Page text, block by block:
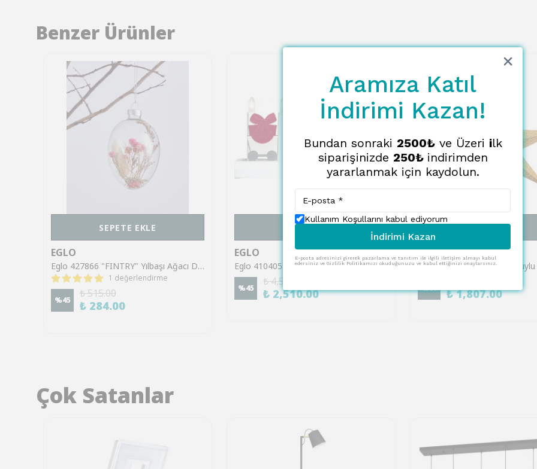
Benzer Ürünler
SEPETE EKLE
EGLO
Eglo 427866 "FINTRY" Yılbaşı Ağacı Dekorasyonu 9Cm Yüksekliğinde
1 değerlendirme
%45
₺ 515.00
₺ 284.00
SEPETE EKLE
EGLO
Eglo 410405 "JULIA" 5'Li Mum E10 Renkli Ahşap 15Cm Yüksekliğinde 28Cm Uzunluğunda Dekoratif Aydınlatma
%45
₺ 4,563.00
₺ 2,510.00
SEPETE EKLE
EGLO
%67 ₺ 1,807.00
Çok Satanlar
Aramıza Katıl
İndirimi Kazan!
Bundan sonraki 2500₺ve Üzeri ilk
siparişinizde 250₺ indirimden
yararlanmak için kaydolun.
Kullanım Koşullarını kabul ediyorum
İndirimi Kazan
E-posta adresinizi girerek pazarlama ve tanıtım ile ilgili iletişim almayı kabul
edersiniz ve Gizlilik Politikamızı okuduğunuzu ve kabul ettiğinizi onaylarsınız.